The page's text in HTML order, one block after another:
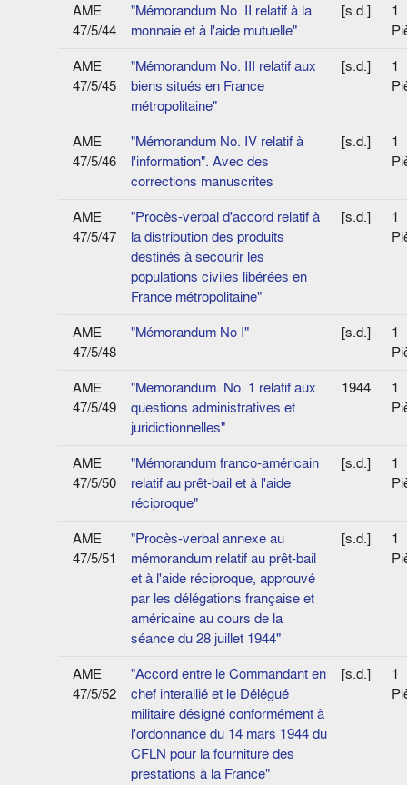
AME
47/5/44
"Mémorandum No. II relatif à la
monnaie et à l'aide mutuelle"
[s.d.]
1
AME
47/5/45
"Mémorandum No. III relatif aux
biens situés en France
métropolitaine"
[s.d.]
1
AME
47/5/46
"Mémorandum No. IV relatif à
l'information". Avec des
corrections manuscrites
[s.d.]
1
AME
47/5/47
"Procès-verbal d'accord relatif à
la distribution des produits
destinés à secourir les
populations civiles libérées en
France métropolitaine"
[s.d.]
1
AME
47/5/48
"Mémorandum No I" [s.d.]
1
AME
47/5/49
"Memorandum. No. 1 relatif aux
questions administratives et
juridictionnelles"
1944
1
AME
47/5/50
"Mémorandum franco-américain
relatif au prêt-bail et à l'aide
réciproque"
[s.d.]
1
AME
47/5/51
"Procès-verbal annexe au
mémorandum relatif au prêt-bail
et à l'aide réciproque, approuvé
par les délégations française et
américaine au cours de la
séance du 28 juillet 1944"
[s.d.]
1
AME
47/5/52
"Accord entre le Commandant en
chef interallié et le Délégué
militaire désigné conformément à
l'ordonnance du 14 mars 1944 du
CFLN pour la fourniture des
prestations à la France"
[s.d.]
1